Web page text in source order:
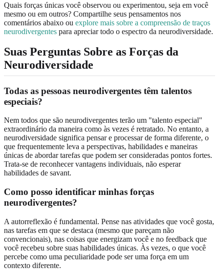
Quais forças únicas você observou ou experimentou, seja em você
mesmo ou em outros? Compartilhe seus pensamentos nos
comentários abaixo ou explore mais sobre a compreensão de traços
neurodivergentes para apreciar todo o espectro da neurodiversidade.
Suas Perguntas Sobre as Forças da
Neurodiversidade
Todas as pessoas neurodivergentes têm talentos
especiais?
Nem todos que são neurodivergentes terão um "talento especial"
extraordinário da maneira como às vezes é retratado. No entanto, a
neurodiversidade significa pensar e processar de forma diferente, o
que frequentemente leva a perspectivas, habilidades e maneiras
únicas de abordar tarefas que podem ser consideradas pontos fortes.
Trata-se de reconhecer vantagens individuais, não esperar
habilidades de savant.
Como posso identificar minhas forças
neurodivergentes?
A autorreflexão é fundamental. Pense nas atividades que você gosta,
nas tarefas em que se destaca (mesmo que pareçam não
convencionais), nas coisas que energizam você e no feedback que
você recebeu sobre suas habilidades únicas. Às vezes, o que você
percebe como uma peculiaridade pode ser uma força em um
contexto diferente.